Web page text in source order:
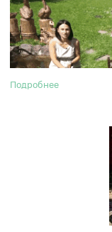
Подробнее